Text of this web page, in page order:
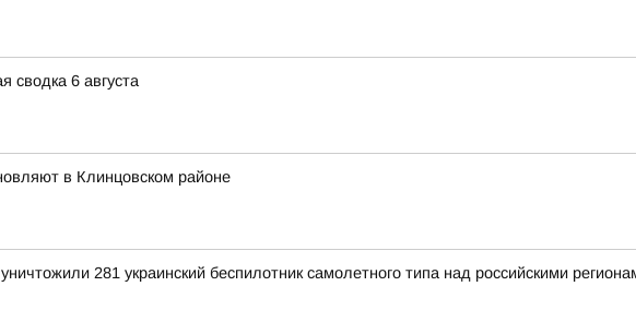
сводка 6 августа
в Клинцовском районе
281 украинский беспилотник самолетного типа над российскими